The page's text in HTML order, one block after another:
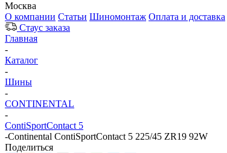
Москва
О компании Статьи Шиномонтаж Оплата и доставка
Стаус заказа
Главная
-
Каталог
-
Шины
-
CONTINENTAL
-
ContiSportContact 5
-Continental ContiSportContact 5 225/45 ZR19 92W
Поделиться